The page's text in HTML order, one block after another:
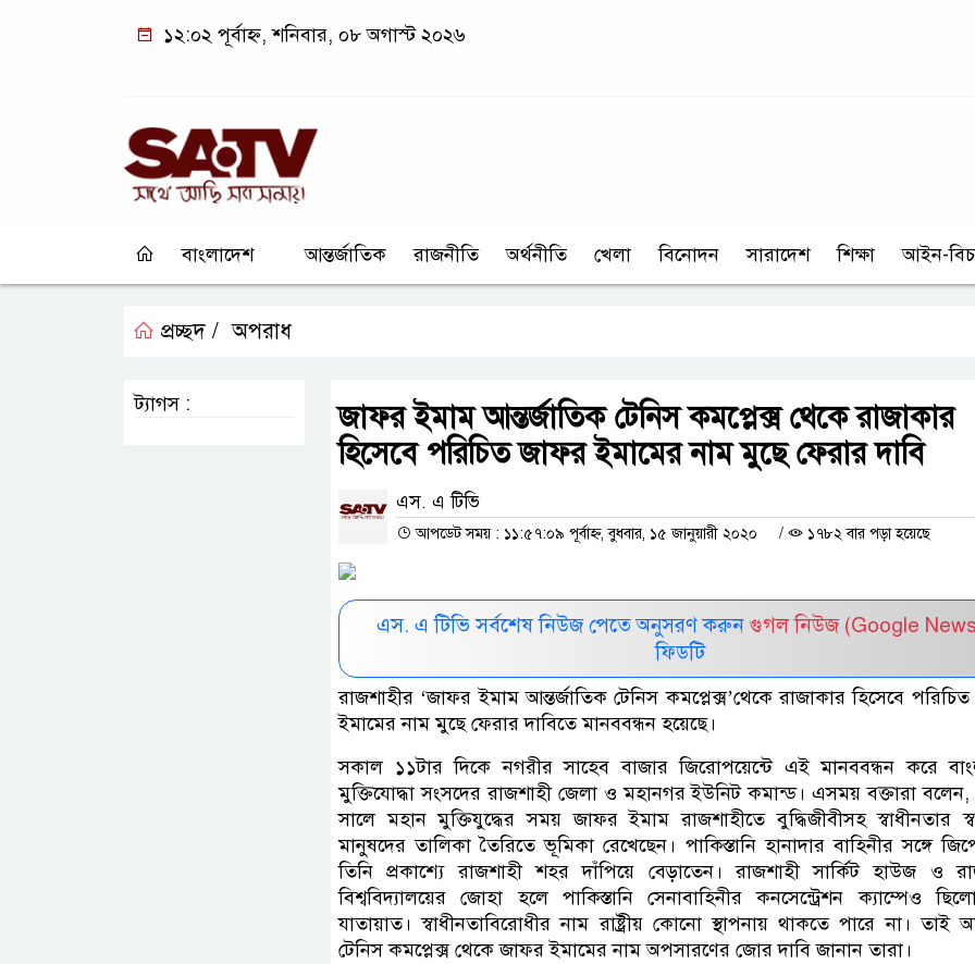
১২:০২ পূর্বাহ্ন, শনিবার, ০৮ অগাস্ট ২০২৬
বাংলাদেশ আন্তর্জাতিক রাজনীতি অর্থনীতি খেলা বিনোদন সারাদেশ শিক্ষা আইন-
প্রচ্ছদ / অপরাধ
জাফর ইমাম আন্তর্জাতিক টেনিস কমপ্লেক্স থেকে রাজাকার
হিসেবে পরিচিত জাফর ইমামের নাম মুছে ফেরার দাবি
এস. এ টিভি
আপডেট সময় : ১১:৫৭:০৯ পূর্বাহ্ন, বুধবার, ১৫ জানুয়ারী ২০২০ / ১৭৮২ বার পড়া হয়েছে
এস. এ টিভি সর্বশেষ নিউজ পেতে অনুসরণ করুন গুগল নিউজ (Google
ফিডটি
রাজশাহীর ‘জাফর ইমাম আন্তর্জাতিক টেনিস কমপ্লেক্স’থেকে রাজাকার হিসেবে
ইমামের নাম মুছে ফেরার দাবিতে মানববন্ধন হয়েছে।
সকাল ১১টার দিকে নগরীর সাহেব বাজার জিরোপয়েন্টে এই মানববন্ধন করে
মুক্তিযোদ্ধা সংসদের রাজশাহী জেলা ও মহানগর ইউনিট কমান্ড। এসময় বক্তারা
সালে মহান মুক্তিযুদ্ধের সময় জাফর ইমাম রাজশাহীতে বুদ্ধিজীবীসহ স্বাধীনতার
মানুষদের তালিকা তৈরিতে ভূমিকা রেখেছেন। পাকিস্তানি হানাদার বাহিনীর সঙ্গে
তিনি প্রকাশ্যে রাজশাহী শহর দাঁপিয়ে বেড়াতেন। রাজশাহী সার্কিট হাউজ ও
বিশ্ববিদ্যালয়ের জোহা হলে পাকিস্তানি সেনাবাহিনীর কনসেন্ট্রেশন ক্যাম্পেও
যাতায়াত। স্বাধীনতাবিরোধীর নাম রাষ্ট্রীয় কোনো স্থাপনায় থাকতে পারে না। তাই
টেনিস কমপ্লেক্স থেকে জাফর ইমামের নাম অপসারণের জোর দাবি জানান তারা।
ট্যাগস :